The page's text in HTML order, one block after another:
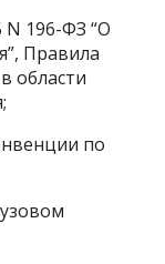
N 196-ФЗ “О
Правила
области
по